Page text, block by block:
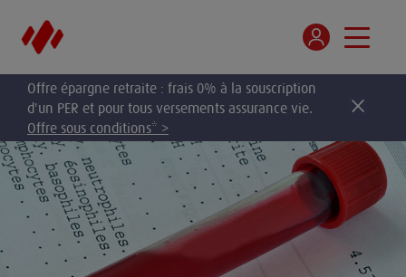
Offre épargne retraite : frais 0% à la souscription
d'un PER et pour tous versements assurance vie.
Offre sous conditions* >